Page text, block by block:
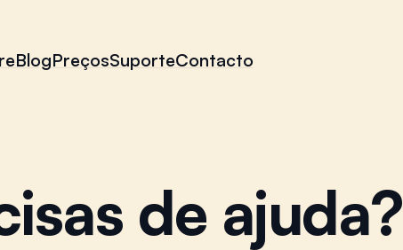
BlogPreçosSuporteContacto
de ajuda?